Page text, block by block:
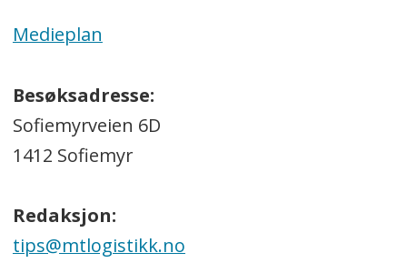
Medieplan
Besøksadresse:
Sofiemyrveien 6D
1412 Sofiemyr
Redaksjon:
tips@mtlogistikk.no